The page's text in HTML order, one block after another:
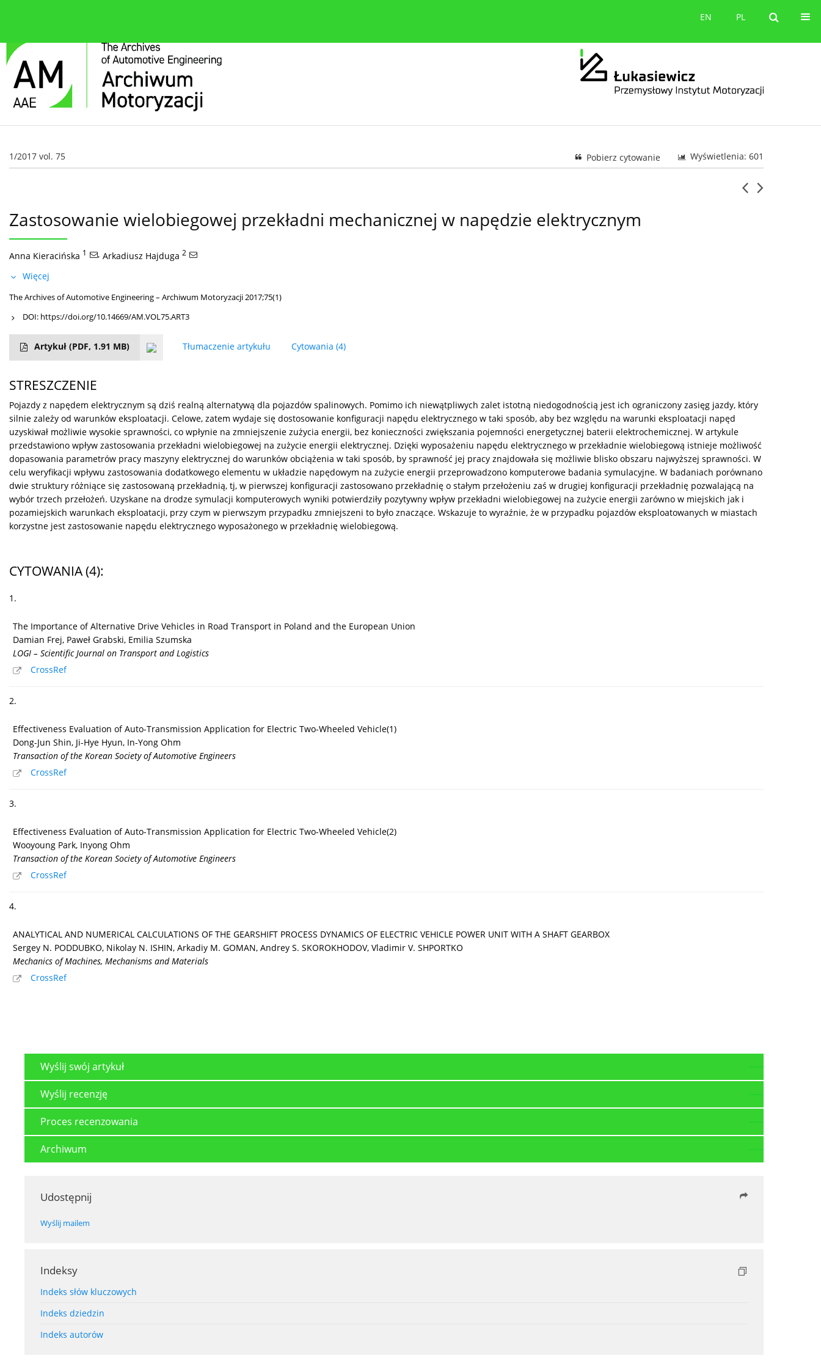
PL
EN PL
EN
1/2017 vol. 75 Wyświetlenia: 601
Pobierz cytowanie
Zastosowanie wielobiegowej przekładni mechanicznej w napędzie elektrycznym
Anna Kieracińska 1 , Arkadiusz Hajduga 2
Więcej
The Archives of Automotive Engineering – Archiwum Motoryzacji 2017;75(1)
DOI: https://doi.org/10.14669/AM.VOL75.ART3
Artykuł (PDF, 1.91 MB) Tłumaczenie artykułu Cytowania (4)
STRESZCZENIE
Pojazdy z napędem elektrycznym są dziś realną alternatywą dla pojazdów spalinowych. Pomimo ich niewątpliwych zalet istotną niedogodnością jest ich ograniczony zasięg jazdy, który
silnie zależy od warunków eksploatacji. Celowe, zatem wydaje się dostosowanie konfiguracji napędu elektrycznego w taki sposób, aby bez względu na warunki eksploatacji napęd
uzyskiwał możliwie wysokie sprawności, co wpłynie na zmniejszenie zużycia energii, bez konieczności zwiększania pojemności energetycznej baterii elektrochemicznej. W artykule
przedstawiono wpływ zastosowania przekładni wielobiegowej na zużycie energii elektrycznej. Dzięki wyposażeniu napędu elektrycznego w przekładnie wielobiegową istnieje możliwość
dopasowania parametrów pracy maszyny elektrycznej do warunków obciążenia w taki sposób, by sprawność jej pracy znajdowała się możliwie blisko obszaru najwyższej sprawności. W
celu weryfikacji wpływu zastosowania dodatkowego elementu w układzie napędowym na zużycie energii przeprowadzono komputerowe badania symulacyjne. W badaniach porównano
dwie struktury różniące się zastosowaną przekładnią, tj, w pierwszej konfiguracji zastosowano przekładnię o stałym przełożeniu zaś w drugiej konfiguracji przekładnię pozwalającą na
wybór trzech przełożeń. Uzyskane na drodze symulacji komputerowych wyniki potwierdziły pozytywny wpływ przekładni wielobiegowej na zużycie energii zarówno w miejskich jak i
pozamiejskich warunkach eksploatacji, przy czym w pierwszym przypadku zmniejszeni to było znaczące. Wskazuje to wyraźnie, że w przypadku pojazdów eksploatowanych w miastach
korzystne jest zastosowanie napędu elektrycznego wyposażonego w przekładnię wielobiegową.
CYTOWANIA(4):
1.
The Importance of Alternative Drive Vehicles in Road Transport in Poland and the European Union
Damian Frej, Paweł Grabski, Emilia Szumska
LOGI – Scientific Journal on Transport and Logistics
CrossRef
2.
Effectiveness Evaluation of Auto-Transmission Application for Electric Two-Wheeled Vehicle(1)
Dong-Jun Shin, Ji-Hye Hyun, In-Yong Ohm
Transaction of the Korean Society of Automotive Engineers
CrossRef
3.
Effectiveness Evaluation of Auto-Transmission Application for Electric Two-Wheeled Vehicle(2)
Wooyoung Park, Inyong Ohm
Transaction of the Korean Society of Automotive Engineers
CrossRef
4.
ANALYTICAL AND NUMERICAL CALCULATIONS OF THE GEARSHIFT PROCESS DYNAMICS OF ELECTRIC VEHICLE POWER UNIT WITH A SHAFT GEARBOX
Sergey N. PODDUBKO, Nikolay N. ISHIN, Arkadiy M. GOMAN, Andrey S. SKOROKHODOV, Vladimir V. SHPORTKO
Mechanics of Machines, Mechanisms and Materials
CrossRef
Wyślij swój artykuł
Wyślij recenzję
Proces recenzowania
Archiwum
Udostępnij
Wyślij mailem
Indeksy
Indeks słów kluczowych
Indeks dziedzin
Indeks autorów